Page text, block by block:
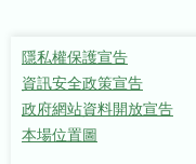
隱私權保護宣告
資訊安全政策宣告
政府網站資料開放宣告
本場位置圖